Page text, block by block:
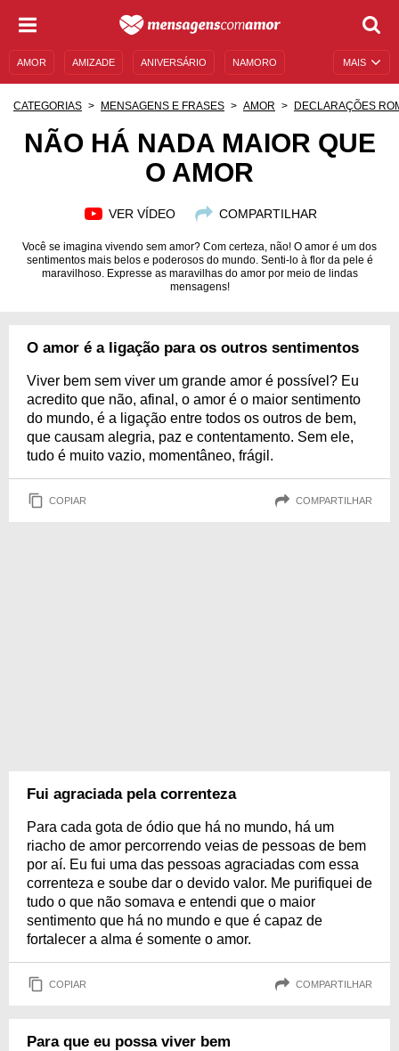
MAIS
AMOR AMIZADE ANIVERSÁRIO NAMORO
UNIVERSO FEMININO
MENSAGENS DE ANIVERSÁRIO
CATEGORIAS MENSAGENS E FRASES AMOR DECLARAÇÕES
NÃO HÁ NADA MAIOR QUE
O AMOR
VER VÍDEO COMPARTILHAR
Você se imagina vivendo sem amor? Com certeza, não! O amor é um dos
sentimentos mais belos e poderosos do mundo. Senti-lo à flor da pele é
maravilhoso. Expresse as maravilhas do amor por meio de lindas
mensagens!
O amor é a ligação para os outros sentimentos
Viver bem sem viver um grande amor é possível? Eu
acredito que não, afinal, o amor é o maior sentimento
do mundo, é a ligação entre todos os outros de bem,
que causam alegria, paz e contentamento. Sem ele,
tudo é muito vazio, momentâneo, frágil.
COPIAR COMPARTILHAR
Fui agraciada pela correnteza
Para cada gota de ódio que há no mundo, há um
riacho de amor percorrendo veias de pessoas de bem
por aí. Eu fui uma das pessoas agraciadas com essa
correnteza e soube dar o devido valor. Me purifiquei de
tudo o que não somava e entendi que o maior
sentimento que há no mundo e que é capaz de
fortalecer a alma é somente o amor.
COPIAR COMPARTILHAR
Para que eu possa viver bem